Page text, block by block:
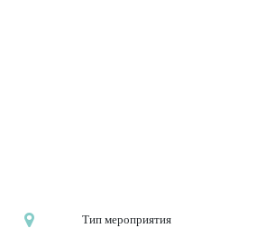
Тип мероприятия